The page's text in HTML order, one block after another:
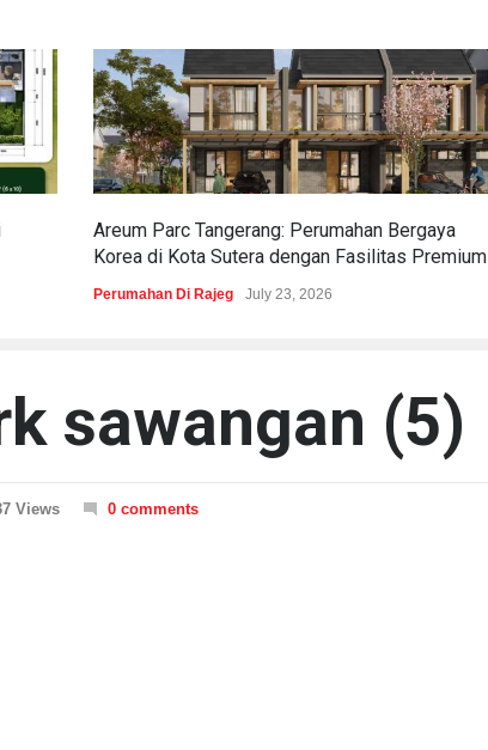
Areum Parc Tangerang: Perumahan Bergaya
Korea di Kota Sutera dengan Fasilitas Premium
Perumahan Di Rajeg July 23, 2026
sawangan (5)
Views 0 comments